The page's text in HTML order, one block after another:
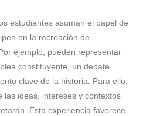
estudiantes asuman el papel de
en la recreación de
ejemplo, pueden representar
constituyente, un debate
clave de la historia. Para ello,
las ideas, intereses y contextos
Esta experiencia favorece